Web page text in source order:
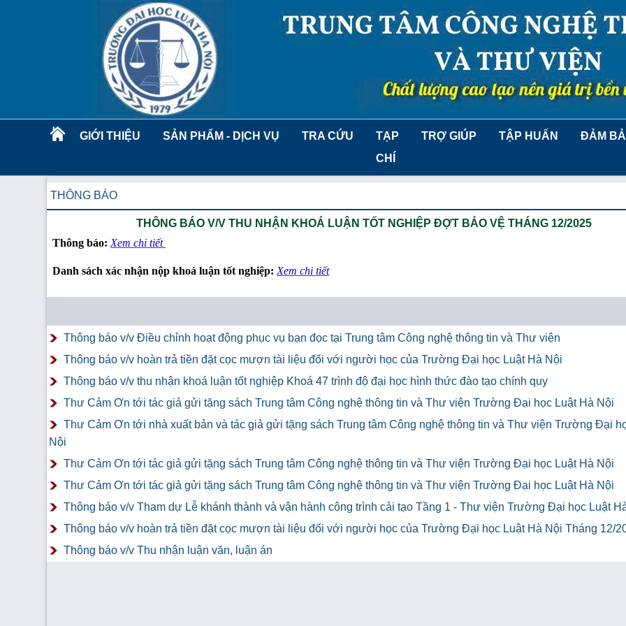
GIỚI THIỆU SẢN PHẨM - DỊCH VỤ TRA CỨU
TẠP
CHÍ
TRỢ GIÚP TẬP HUẤN ĐẢM
THÔNG BÁO
THÔNG BÁO V/V THU NHẬN KHOÁ LUẬN TỐT NGHIỆP ĐỢT BẢO VỆ THÁNG 12/2025
Thông báo: Xem chi tiết
Danh sách xác nhận nộp khoá luận tốt nghiệp: Xem chi tiết
Thông báo v/v Điều chỉnh hoạt động phục vụ bạn đọc tại Trung tâm Công nghệ thông tin và Thư viện
Thông báo v/v hoàn trả tiền đặt cọc mượn tài liệu đối với người học của Trường Đại học Luật Hà Nội
Thông báo v/v thu nhận khoá luận tốt nghiệp Khoá 47 trình độ đại học hình thức đào tạo chính quy
Thư Cảm Ơn tới tác giả gửi tặng sách Trung tâm Công nghệ thông tin và Thư viện Trường Đại học Luật Hà Nội
Thư Cảm Ơn tới nhà xuất bản và tác giả gửi tặng sách Trung tâm Công nghệ thông tin và Thư viện Trường Đại
Nội
Thư Cảm Ơn tới tác giả gửi tặng sách Trung tâm Công nghệ thông tin và Thư viện Trường Đại học Luật Hà Nội
Thư Cảm Ơn tới tác giả gửi tặng sách Trung tâm Công nghệ thông tin và Thư viện Trường Đại học Luật Hà Nội
Thông báo v/v Tham dự Lễ khánh thành và vận hành công trình cải tạo Tầng 1 - Thư viện Trường Đại học Luật
Thông báo v/v hoàn trả tiền đặt cọc mượn tài liệu đối với người học của Trường Đại học Luật Hà Nội Tháng 12/
Thông báo v/v Thu nhận luận văn, luận án